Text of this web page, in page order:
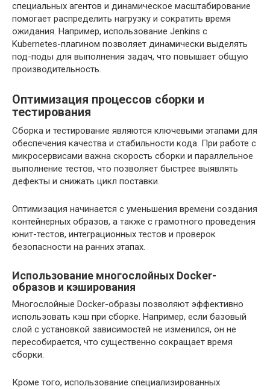
специальных агентов и динамическое масштабирование
помогает распределить нагрузку и сократить время
ожидания. Например, использование Jenkins с
Kubernetes-плагином позволяет динамически выделять
под-поды для выполнения задач, что повышает общую
производительность.
Оптимизация процессов сборки и
тестирования
Сборка и тестирование являются ключевыми этапами для
обеспечения качества и стабильности кода. При работе с
микросервисами важна скорость сборки и параллельное
выполнение тестов, что позволяет быстрее выявлять
дефекты и снижать цикл поставки.
Оптимизация начинается с уменьшения времени создания
контейнерных образов, а также с грамотного проведения
юнит-тестов, интеграционных тестов и проверок
безопасности на ранних этапах.
Использование многослойных Docker-
образов и кэширования
Многослойные Docker-образы позволяют эффективно
использовать кэш при сборке. Например, если базовый
слой с установкой зависимостей не изменился, он не
пересобирается, что существенно сокращает время
сборки.
Кроме того, использование специализированных